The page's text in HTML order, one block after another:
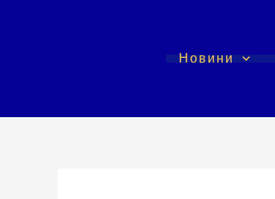
Новини